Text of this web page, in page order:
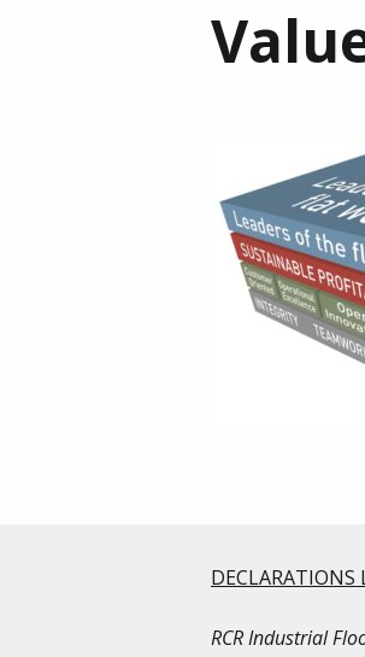
DECLARATIONS
RCR Industrial